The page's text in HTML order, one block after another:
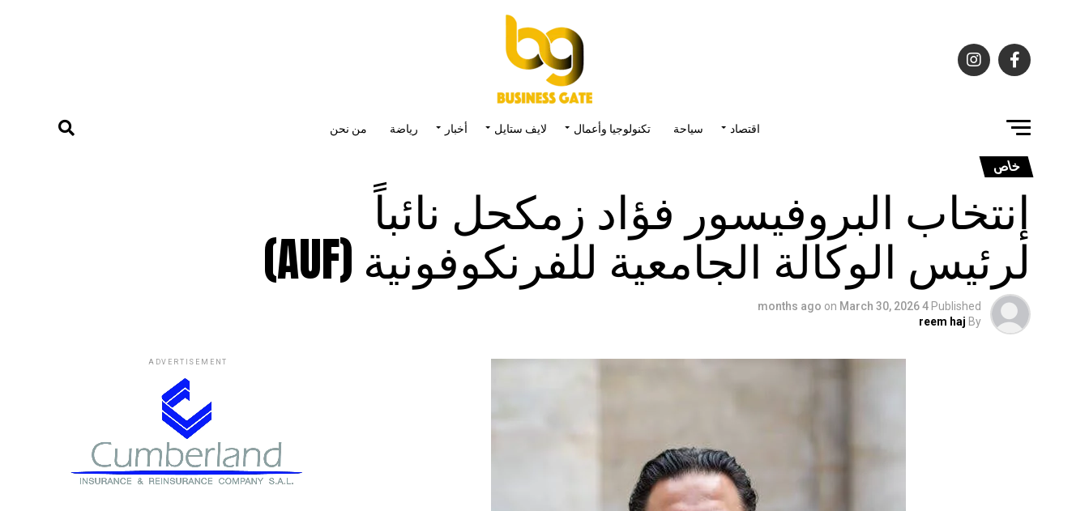
اقتصاد سياحة تكنولوجيا وأعمال لايف ستايل أخبار رياضة من نحن
خاص
إنتخاب البروفيسور فؤاد زمكحل نائباً
لرئيس الوكالة الجامعية للفرنكوفونية (AUF)
Published
4 months ago
on March 30, 2026
By
reem haj
ADVERTISEMENT